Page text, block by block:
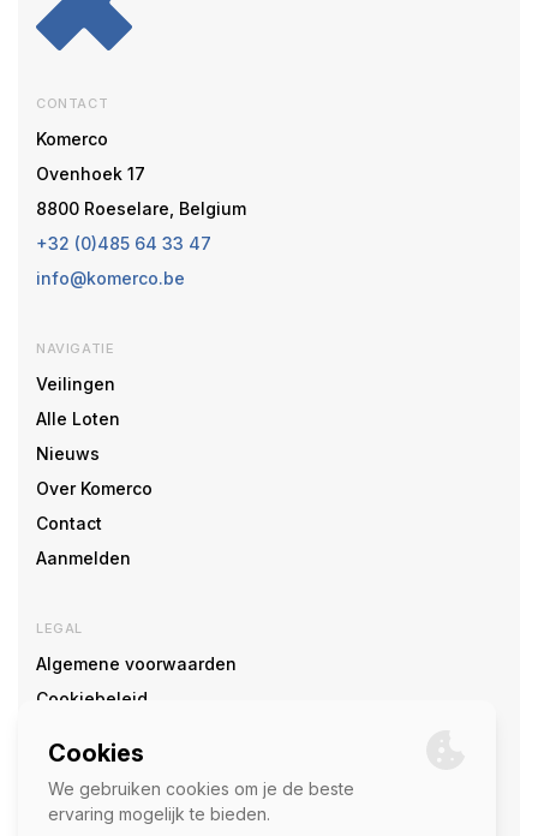
CONTACT
Komerco
Ovenhoek 17
8800 Roeselare, Belgium
+32 (0)485 64 33 47
info@komerco.be
NAVIGATIE
Veilingen
Alle Loten
Nieuws
Over Komerco
Contact
Aanmelden
LEGAL
Algemene voorwaarden
Cookiebeleid
SOCIAL